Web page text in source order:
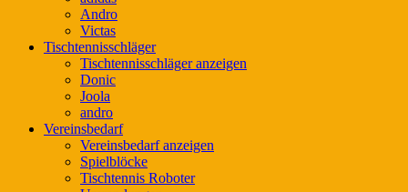
Andro
Victas
Tischtennisschläger
Tischtennisschläger anzeigen
Donic
Joola
andro
Vereinsbedarf
Vereinsbedarf anzeigen
Spielblöcke
Tischtennis Roboter